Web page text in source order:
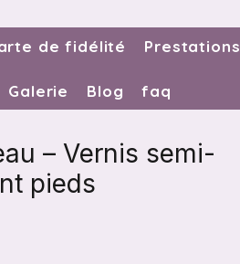
de fidélité Prestations
Galerie Blog faq
– Vernis semi-
pieds